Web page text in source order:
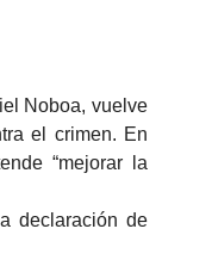
Noboa, vuelve
el crimen. En
“mejorar la
declaración de